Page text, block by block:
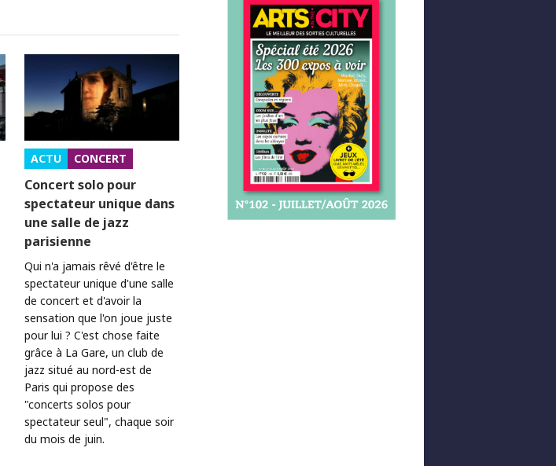
ACTU CONCERT
Concert solo pour
spectateur unique dans
une salle de jazz
parisienne
Qui n'a jamais rêvé d'être le
spectateur unique d'une salle
de concert et d'avoir la
sensation que l'on joue juste
pour lui ? C'est chose faite
grâce à La Gare, un club de
jazz situé au nord-est de
Paris qui propose des
"concerts solos pour
spectateur seul", chaque soir
du mois de juin.